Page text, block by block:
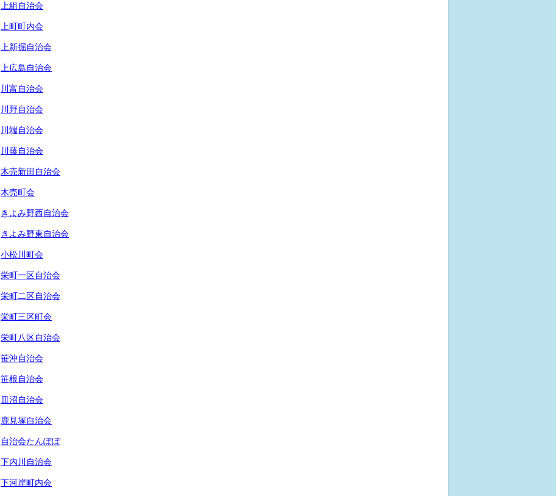
上組自治会
上町町内会
上新掘自治会
上広島自治会
川富自治会
川野自治会
川端自治会
川藤自治会
木売新田自治会
木売町会
きよみ野西自治会
きよみ野東自治会
小松川町会
栄町一区自治会
栄町二区自治会
栄町三区町会
栄町八区自治会
笹沖自治会
笹根自治会
皿沼自治会
鹿見塚自治会
自治会たんぽぽ
下内川自治会
下河岸町内会